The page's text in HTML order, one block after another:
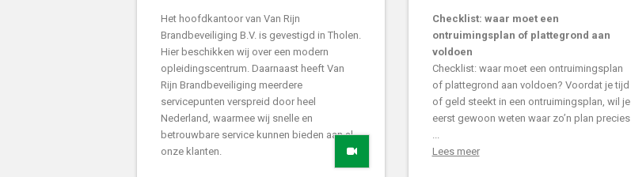
Het hoofdkantoor van Van Rijn
Brandbeveiliging B.V. is gevestigd in Tholen.
Hier beschikken wij over een modern
opleidingscentrum. Daarnaast heeft Van
Rijn Brandbeveiliging meerdere
servicepunten verspreid door heel
Nederland, waarmee wij snelle en
betrouwbare service kunnen bieden aan al
onze klanten.
Checklist: waar moet een
ontruimingsplan of plattegrond aan
voldoen
Checklist: waar moet een ontruimingsplan
of plattegrond aan voldoen? Voordat je tijd
of geld steekt in een ontruimingsplan, wil je
eerst gewoon weten waar zo’n plan precies
Lees meer